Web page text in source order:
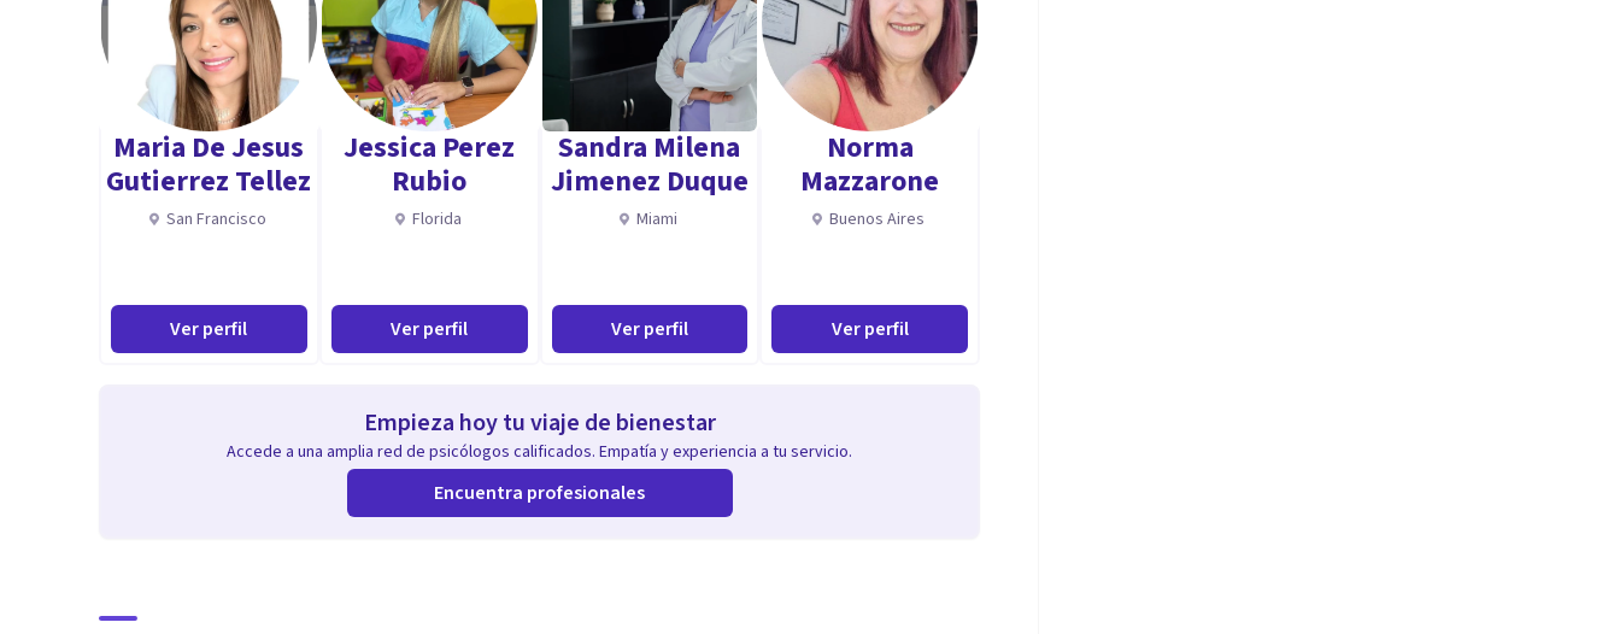
emocional, será un gusto acompañarte en tu proceso.
Especialidad
Psicologa
Mg en Psicologia
Terapeuta
Maria De Jesus
Gutierrez Tellez
San Francisco
Ver perfil
Jessica Perez
Rubio
Florida
Ver perfil
Sandra Milena
Jimenez Duque
Miami
Ver perfil
Norma
Mazzarone
Buenos Aires
Ver perfil
Empieza hoy tu viaje de bienestar
Accede a una amplia red de psicólogos calificados. Empatía y experiencia a tu servicio.
Encuentra profesionales